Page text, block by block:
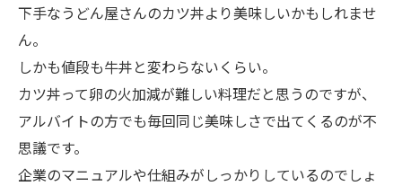
下手なうどん屋さんのカツ丼より美味しいかもしれませ
ん。
しかも値段も牛丼と変わらないくらい。
カツ丼って卵の火加減が難しい料理だと思うのですが、
アルバイトの方でも毎回同じ美味しさで出てくるのが不
思議です。
企業のマニュアルや仕組みがしっかりしているのでしょ